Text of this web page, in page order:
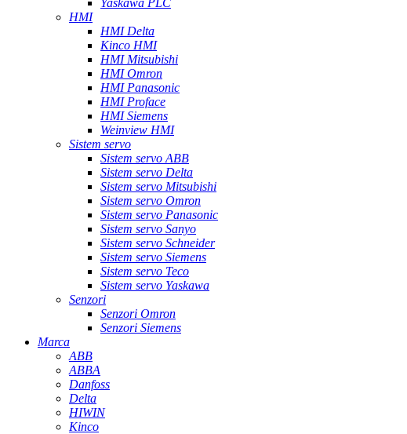
Yaskawa PLC
HMI
HMI Delta
Kinco HMI
HMI Mitsubishi
HMI Omron
HMI Panasonic
HMI Proface
HMI Siemens
Weinview HMI
Sistem servo
Sistem servo ABB
Sistem servo Delta
Sistem servo Mitsubishi
Sistem servo Omron
Sistem servo Panasonic
Sistem servo Sanyo
Sistem servo Schneider
Sistem servo Siemens
Sistem servo Teco
Sistem servo Yaskawa
Senzori
Senzori Omron
Senzori Siemens
Marca
ABB
ABBA
Danfoss
Delta
HIWIN
Kinco